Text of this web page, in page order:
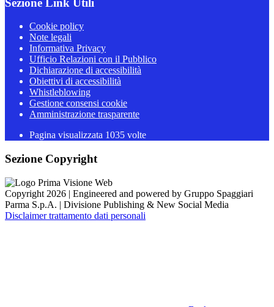
Sezione Link Utili
Cookie policy
Note legali
Informativa Privacy
Ufficio Relazioni con il Pubblico
Dichiarazione di accessibilità
Obiettivi di accessibilità
Whistleblowing
Gestione consensi cookie
Amministrazione trasparente
Pagina visualizzata 1035 volte
Sezione Copyright
Copyright 2026 | Engineered and powered by Gruppo Spaggiari
Parma S.p.A. | Divisione Publishing & New Social Media
Disclaimer trattamento dati personali